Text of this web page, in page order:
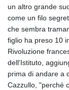
un altro grande
come un filo
che sembra
figlio ha preso 10
Rivoluzione
dell'Istituto,
prima di andare a
Cazzullo, "perché